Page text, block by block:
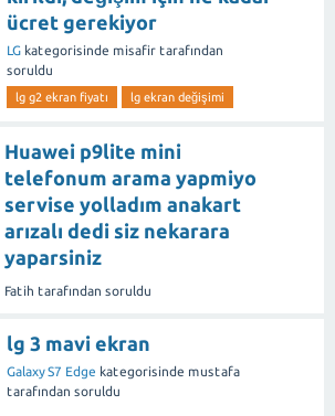
ücret gerekiyor
LG kategorisinde misafir tarafından
soruldu
lg g2 ekran fiyatı lg ekran değişimi
Huawei p9lite mini
telefonum arama yapmiyo
servise yolladım anakart
arızalı dedi siz nekarara
yaparsiniz
Fatih tarafından soruldu
lg 3 mavi ekran
Galaxy S7 Edge kategorisinde mustafa
tarafından soruldu